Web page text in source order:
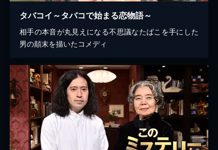
タバコイ～タバコで始まる恋物語～
相手の本音が丸見えになる不思議なたばこを手にした
男の顛末を描いたコメディ